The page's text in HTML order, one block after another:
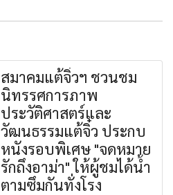
สมาคมแต้จิ๋วฯ ชวนชม
นิทรรศการภาพ
ประวัติศาสตร์และ
วัฒนธรรมแต้จิ๋ว ประกบ
หนังรอบพิเศษ "จดหมาย
รักถึงอาม่า" ให้ผู้ชมได้น้ำ
ตามซึมกันทั่งโรง